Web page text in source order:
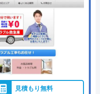
見積もり無料